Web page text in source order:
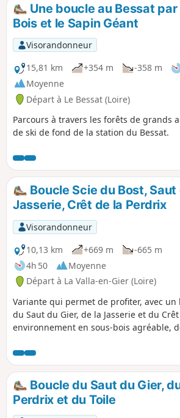
Une boucle au Bessat
Bois et le Sapin Géant
Visorandonneur
15,81 km
+354 m -358 m
Moyenne
Départ à Le Bessat (Loire)
Parcours à travers les forêts de grands
de ski de fond de la station du Bessat.
Boucle Scie du Bost, Saut
Jasserie, Crêt de la Perdrix
Visorandonneur
10,13 km
+669 m
-665 m
4h 50
Moyenne
Départ à La Valla-en-Gier (Loire)
Variante qui permet de profiter, avec
du Saut du Gier, de la Jasserie et du
environnement en sous-bois agréable,
Crêt de la Perdrix avec sa table
panoramas par temps clair, sur la vallée
chaîne des Alpes (Mont Blanc). Un
raisonnablement fatigant. Départ à la
Boucle du Saut du Gier,
Perdrix et du Toile